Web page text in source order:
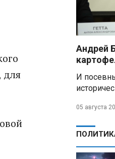
для
Андрей
И
05 августа